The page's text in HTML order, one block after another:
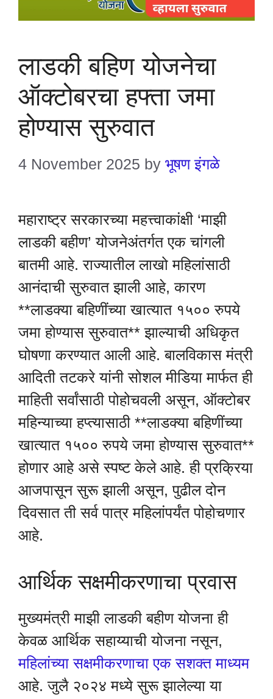
लाडकी बहिण योजनेचा
ऑक्टोबरचा हफ्ता जमा
होण्यास सुरुवात
4 November 2025 by भूषण इंगळे
महाराष्ट्र सरकारच्या महत्त्वाकांक्षी ‘माझी
लाडकी बहीण’ योजनेअंतर्गत एक चांगली
बातमी आहे. राज्यातील लाखो महिलांसाठी
आनंदाची सुरुवात झाली आहे, कारण
**लाडक्या बहिणींच्या खात्यात १५०० रुपये
जमा होण्यास सुरुवात** झाल्याची अधिकृत
घोषणा करण्यात आली आहे. बालविकास मंत्री
आदिती तटकरे यांनी सोशल मीडिया मार्फत ही
माहिती सर्वांसाठी पोहोचवली असून, ऑक्टोबर
महिन्याच्या हप्त्यासाठी **लाडक्या बहिणींच्या
खात्यात १५०० रुपये जमा होण्यास सुरुवात**
होणार आहे असे स्पष्ट केले आहे. ही प्रक्रिया
आजपासून सुरू झाली असून, पुढील दोन
दिवसात ती सर्व पात्र महिलांपर्यंत पोहोचणार
आहे.
आर्थिक सक्षमीकरणाचा प्रवास
मुख्यमंत्री माझी लाडकी बहीण योजना ही
केवळ आर्थिक सहाय्याची योजना नसून,
महिलांच्या सक्षमीकरणाचा एक सशक्त माध्यम
आहे. जुलै २०२४ मध्ये सुरू झालेल्या या